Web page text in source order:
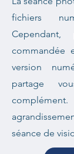
fichiers
commandée
version
partage
séance de